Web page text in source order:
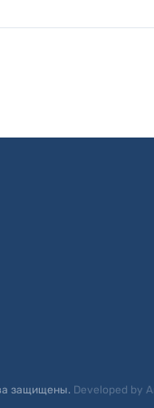
защищены. Developed by